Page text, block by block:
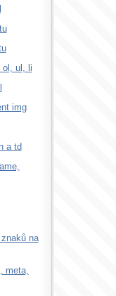
ol, ul, li
img
a td
na
meta,